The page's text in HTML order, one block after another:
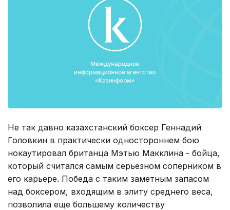
Не так давно казахстанский боксер Геннадий
Головкин в практически одностороннем бою
нокаутировал британца Мэтью Макклина - бойца,
который считался самым серьезном соперником в
его карьере. Победа с таким заметным запасом
над боксером, входящим в элиту среднего веса,
позволила еще большему количеству